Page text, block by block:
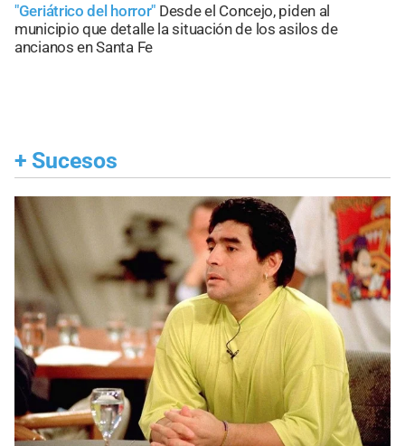
"Geriátrico del horror" Desde el Concejo, piden al
municipio que detalle la situación de los asilos de
ancianos en Santa Fe
+ Sucesos